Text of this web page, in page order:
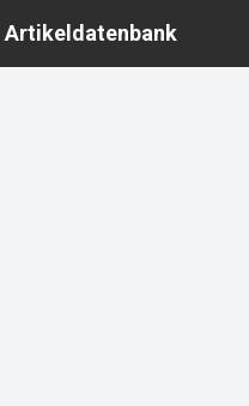
Artikeldatenbank